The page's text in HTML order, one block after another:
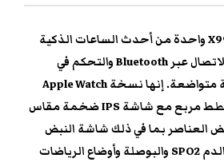
تعد X99 Ultra Max Gold واحدة من أحدث الساعات الذكية
لعام 2024 التي تدعم الاتصال عبر Bluetooth والتحكم في
الوصول إلى NFC بتكلفة متواضعة. إنها نسخة Apple Watch
Ultra التي تصل في مخطط مربع مع شاشة IPS ضخمة مقاس
العناصر بما في ذلك شاشة النبض
وشاشة الأكسجين في الدم SPO2 والبوصلة وأوضاع الرياضات